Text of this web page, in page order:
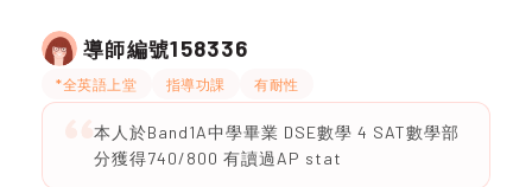
導師編號158336
*全英語上堂 指導功課 有耐性
本人於Band1A中學畢業 DSE數學 4 SAT數學部
分獲得740/800 有讀過AP stat